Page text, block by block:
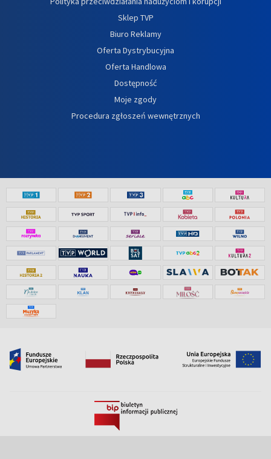
Sklep TVP
Biuro Reklamy
Oferta Dystrybucyjna
Oferta Handlowa
Dostępność
Moje zgody
Procedura zgłoszeń wewnętrznych